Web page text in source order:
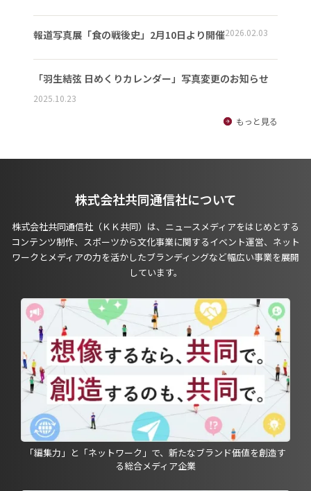
報道写真展「食の戦後史」2月10日より開催2026.02.03
「羽生結弦 日めくりカレンダー」写真変更のお知らせ
2025.10.23
もっと見る
株式会社共同通信社について
株式会社共同通信社（ＫＫ共同）は、ニュースメディアをはじめとする
コンテンツ制作、スポーツから文化事業に関するイベント運営、ネット
ワークとメディアの力を活かしたブランディングなど幅広い事業を展開
しています。
「編集力」と「ネットワーク」で、新たなブランド価値を創造す
る総合メディア企業